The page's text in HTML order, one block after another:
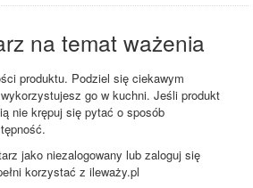
na temat ważenia
produktu. Podziel się ciekawym
go w kuchni. Jeśli produkt
nie krępuj się pytać o sposób
jako niezalogowany lub zaloguj się
korzystać z ileważy.pl